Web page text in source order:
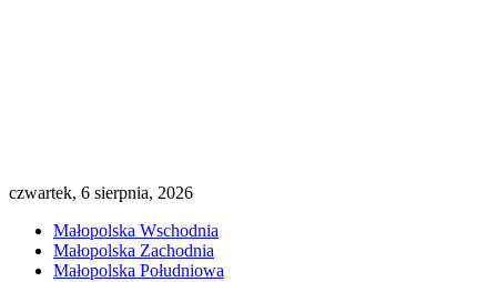
czwartek, 6 sierpnia, 2026
Małopolska Wschodnia
Małopolska Zachodnia
Małopolska Południowa